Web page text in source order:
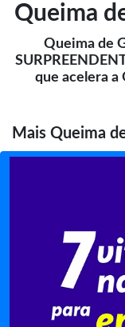
Queima
Queima de
que acelera a
Mais Queima